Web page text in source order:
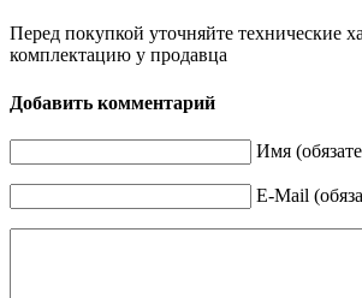
Перед покупкой уточняйте технические
комплектацию у продавца
Добавить комментарий
Имя
E-Mail